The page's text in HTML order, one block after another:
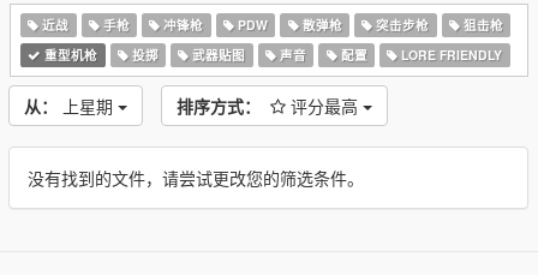
近战 手枪 冲锋枪 PDW 散弹枪 突击步枪
狙击枪
重型机枪
投掷 武器贴图 声音 配置 LORE FRIENDLY
从： 上星期 排序方式： 评分最高
没有找到的文件，请尝试更改您的筛选条件。